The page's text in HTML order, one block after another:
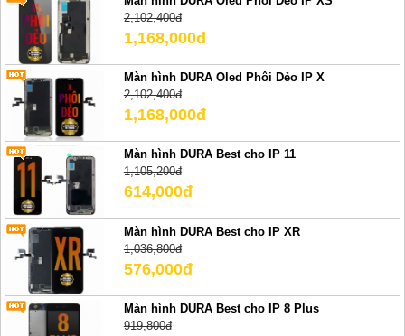
2,102,400đ
1,168,000đ
Màn hình DURA Oled Phôi Dẻo IP X
2,102,400đ
1,168,000đ
Màn hình DURA Best cho IP 11
1,105,200đ
614,000đ
Màn hình DURA Best cho IP XR
1,036,800đ
576,000đ
Màn hình DURA Best cho IP 8 Plus
919,800đ